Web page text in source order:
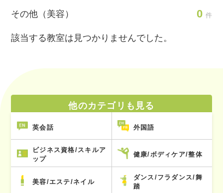
その他（美容） 0 件
該当する教室は見つかりませんでした。
他のカテゴリも見る
英会話 外国語
ビジネス資格/スキルア
ップ
健康/ボディケア/整体
美容/エステ/ネイル
ダンス/フラダンス/舞
踏